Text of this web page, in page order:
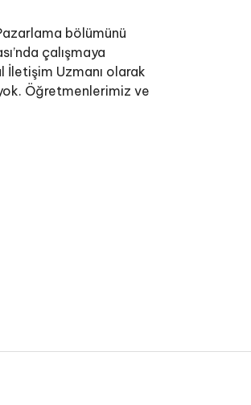
bölümünü
çalışmaya
İletişim Uzmanı olarak
Öğretmenlerimiz ve